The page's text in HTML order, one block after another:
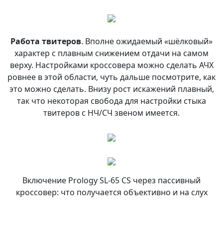
Работа твитеров. Вполне ожидаемый «шёлковый»
характер с плавным снижением отдачи на самом
верху. Настройками кроссовера можно сделать АЧХ
ровнее в этой области, чуть дальше посмотрите, как
это можно сделать. Внизу рост искажений плавный,
так что некоторая свобода для настройки стыка
твитеров с НЧ/СЧ звеном имеется.
Включение Prology SL-65 CS через пассивный
кроссовер: что получается объективно и на слух